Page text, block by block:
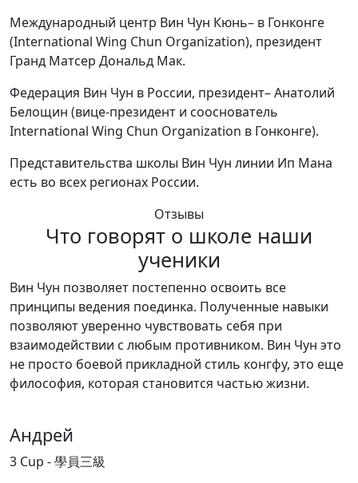
Международный центр Вин Чун Кюнь– в Гонконге
(International Wing Chun Organization), президент
Гранд Матсер Дональд Мак.
Федерация Вин Чун в России, президент– Анатолий
Белощин (вице-президент и сооснователь
International Wing Chun Organization в Гонконге).
Представительства школы Вин Чун линии Ип Мана
есть во всех регионах России.
Отзывы
Что говорят о школе наши
ученики
Вин Чун позволяет постепенно освоить все
принципы ведения поединка. Полученные навыки
позволяют уверенно чувствовать себя при
взаимодействии с любым противником. Вин Чун это
не просто боевой прикладной стиль конгфу, это еще
философия, которая становится частью жизни.
Андрей
3 Cup - 學員三級